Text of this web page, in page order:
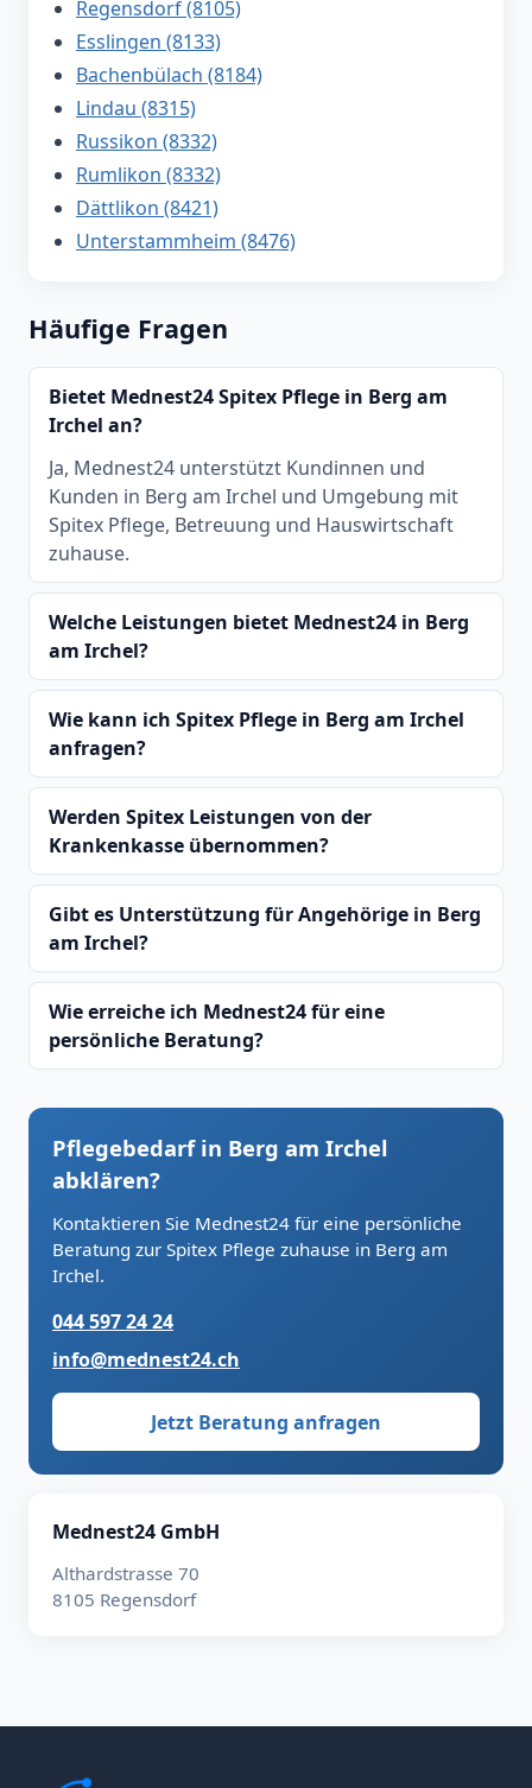
Regensdorf (8105)
Esslingen (8133)
Bachenbülach (8184)
Lindau (8315)
Russikon (8332)
Rumlikon (8332)
Dättlikon (8421)
Unterstammheim (8476)
Häufige Fragen
Bietet Mednest24 Spitex Pflege in Berg am
Irchel an?
Ja, Mednest24 unterstützt Kundinnen und
Kunden in Berg am Irchel und Umgebung mit
Spitex Pflege, Betreuung und Hauswirtschaft
zuhause.
Welche Leistungen bietet Mednest24 in Berg
am Irchel?
Wie kann ich Spitex Pflege in Berg am Irchel
anfragen?
Werden Spitex Leistungen von der
Krankenkasse übernommen?
Gibt es Unterstützung für Angehörige in Berg
am Irchel?
Wie erreiche ich Mednest24 für eine
persönliche Beratung?
Pflegebedarf in Berg am Irchel
abklären?
Kontaktieren Sie Mednest24 für eine persönliche
Beratung zur Spitex Pflege zuhause in Berg am
Irchel.
044 597 24 24
info@mednest24.ch
Jetzt Beratung anfragen
Mednest24 GmbH
Althardstrasse 70
8105 Regensdorf